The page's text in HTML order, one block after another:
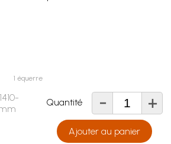
1 équerre
Quantité - +
Ajouter au panier